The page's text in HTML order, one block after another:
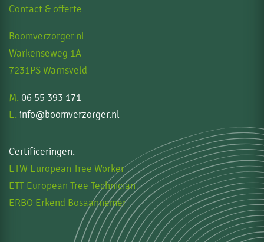
Contact & offerte
Boomverzorger.nl
Warkenseweg 1A
7231PS Warnsveld
M: 06 55 393 171
E: info@boomverzorger.nl
Certificeringen:
ETW European Tree Worker
ETT European Tree Technician
ERBO Erkend Bosaannemer